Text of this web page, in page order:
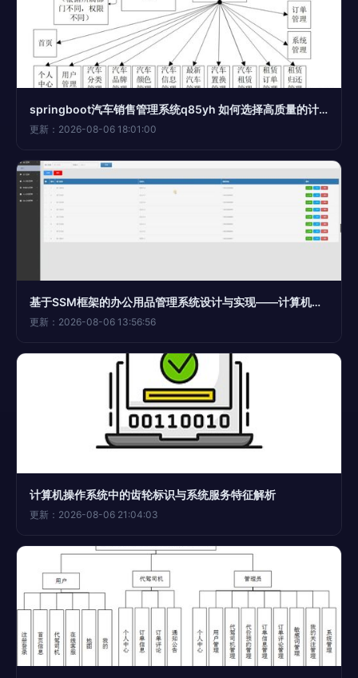
springboot汽车销售管理系统q85yh 如何选择高质量的计算机毕业设计
更新：2026-08-06 18:01:00
基于SSM框架的办公用品管理系统设计与实现——计算机毕设i52wc9项目实践
更新：2026-08-06 13:56:56
计算机操作系统中的齿轮标识与系统服务特征解析
更新：2026-08-06 21:04:03